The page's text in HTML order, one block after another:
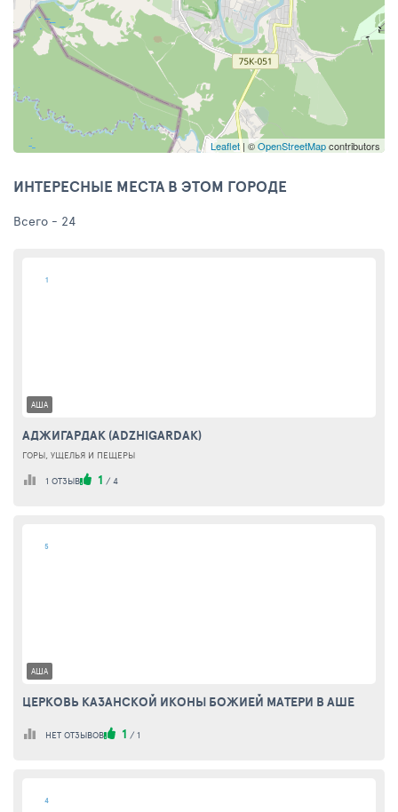
Leaflet | ©OpenStreetMapcontributors
ИНТЕРЕСНЫЕ МЕСТА В ЭТОМ ГОРОДЕ
Всего - 24
1
АША
АДЖИГАРДАК (ADZHIGARDAK)
ГОРЫ, УЩЕЛЬЯ И ПЕЩЕРЫ
1 ОТЗЫВ 1 / 4
5
АША
ЦЕРКОВЬ КАЗАНСКОЙ ИКОНЫ БОЖИЕЙ МАТЕРИ В АШЕ
НЕТ ОТЗЫВОВ 1 / 1
4